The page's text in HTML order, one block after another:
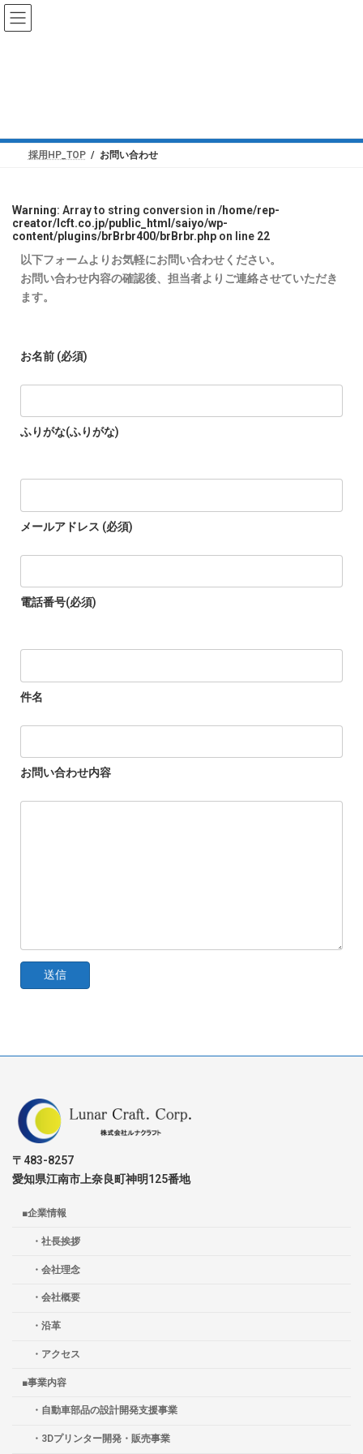
採用HP_TOP お問い合わせ
Warning: Array to string conversion in /home/rep-
creator/lcft.co.jp/public_html/saiyo/wp-
content/plugins/brBrbr400/brBrbr.php on line 22
以下フォームよりお気軽にお問い合わせください。
お問い合わせ内容の確認後、担当者よりご連絡させていただき
ます。
お名前 (必須)
ふりがな(ふりがな)
メールアドレス (必須)
電話番号(必須)
件名
お問い合わせ内容
〒483-8257
愛知県江南市上奈良町神明125番地
■企業情報
・社長挨拶
・会社理念
・会社概要
・沿革
・アクセス
■事業内容
・自動車部品の設計開発支援事業
・3Dプリンター開発・販売事業